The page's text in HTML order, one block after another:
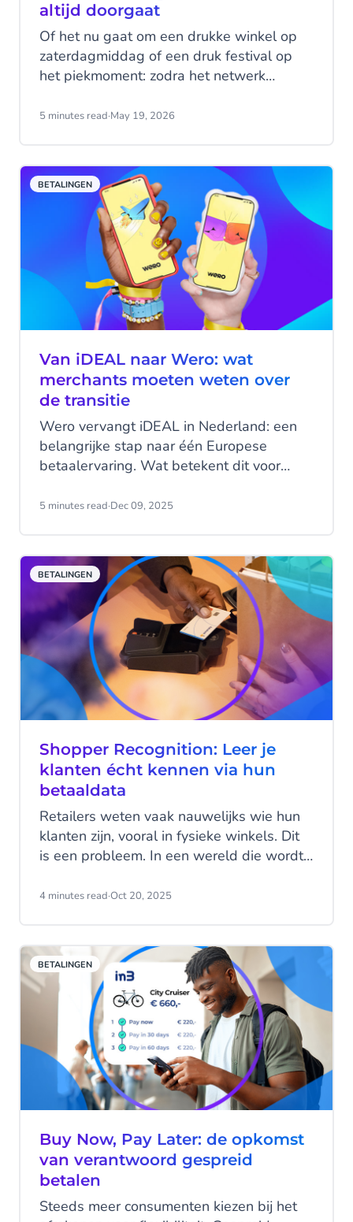
altijd doorgaat
Of het nu gaat om een drukke winkel op
zaterdagmiddag of een druk festival op
het piekmoment: zodra het netwerk
groeien. Betalingen mislukken. Verkopen
5 minutes read·May 19, 2026
BETALINGEN
Van iDEAL naar Wero: wat
merchants moeten weten over
de transitie
Wero vervangt iDEAL in Nederland: een
belangrijke stap naar één Europese
betaalervaring. Wat betekent dit voor
gelden er, en wat levert de overstap je
5 minutes read·Dec 09, 2025
BETALINGEN
Shopper Recognition: Leer je
klanten écht kennen via hun
betaaldata
Retailers weten vaak nauwelijks wie hun
klanten zijn, vooral in fysieke winkels. Dit
is een probleem. In een wereld die wordt
een interessante uitdaging: hoe kun je
shoppers ervoor kiest anoniem te blijven
door zich niet aan te melden voor
loyaliteitsprogramma’s?
4 minutes read·Oct 20, 2025
BETALINGEN
Buy Now, Pay Later: de opkomst
van verantwoord gespreid
betalen
Steeds meer consumenten kiezen bij het